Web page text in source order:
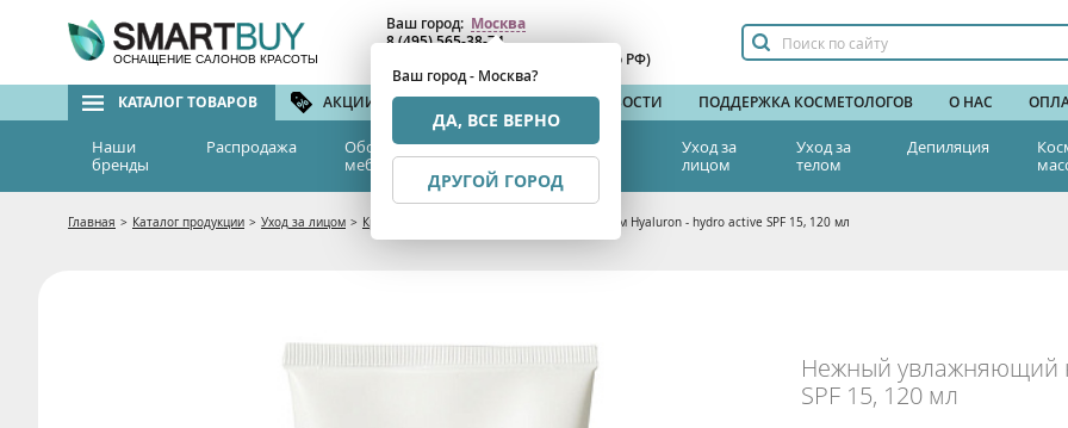
ОСНАЩЕНИЕ САЛОНОВ КРАСОТЫ
Ваш город: Москва
Ваш город - Москва?
ДА, ВСЕ ВЕРНО
ДРУГОЙ ГОРОД
8 (495) 565-38-74
(бесплатный по РФ)
КАТАЛОГ ТОВАРОВ АКЦИИ И СКИДКИ БРЕНДЫ НОВОСТИ ПОДДЕРЖКА КОСМЕТОЛОГОВ О НАС
Наши
бренды
Распродажа
Оборудование и
мебель
Эстетическая
медицина
Уход за
лицом
Уход за
телом
Депиляция
Главная > Каталог продукции > Уход за лицом > Кремы и гели Нежный увлажняющий крем Hyaluron - hydro active SPF 15, 120 мл
Нежный увлажняющий
SPF 15, 120 мл